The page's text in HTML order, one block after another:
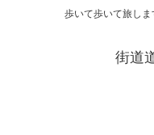
歩いて歩いて旅しま
街道